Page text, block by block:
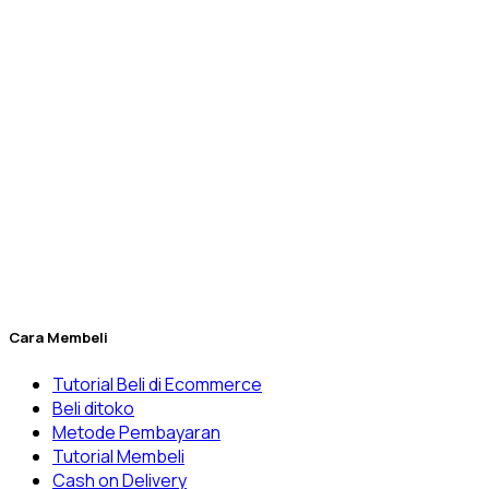
Cara Membeli
Tutorial Beli di Ecommerce
Beli ditoko
Metode Pembayaran
Tutorial Membeli
Cash on Delivery